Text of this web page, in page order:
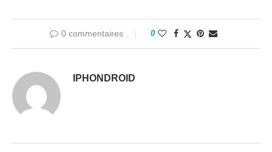
0 commentaires 0
IPHONDROID